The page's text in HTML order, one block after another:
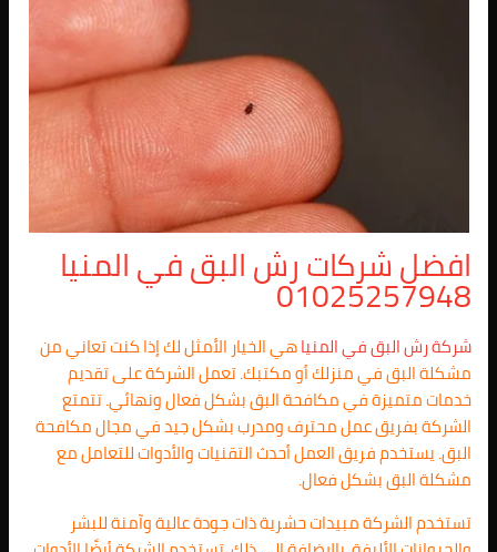
افضل شركات رش البق في المنيا
01025257948
شركة رش البق في المنياهي الخيار الأمثل لك إذا كنت تعاني من
مشكلة البق في منزلك أو مكتبك. تعمل الشركة على تقديم
خدمات متميزة في مكافحة البق بشكل فعال ونهائي. تتمتع
الشركة بفريق عمل محترف ومدرب بشكل جيد في مجال مكافحة
البق. يستخدم فريق العمل أحدث التقنيات والأدوات للتعامل مع
مشكلة البق بشكل فعال.
تستخدم الشركة مبيدات حشرية ذات جودة عالية وآمنة للبشر